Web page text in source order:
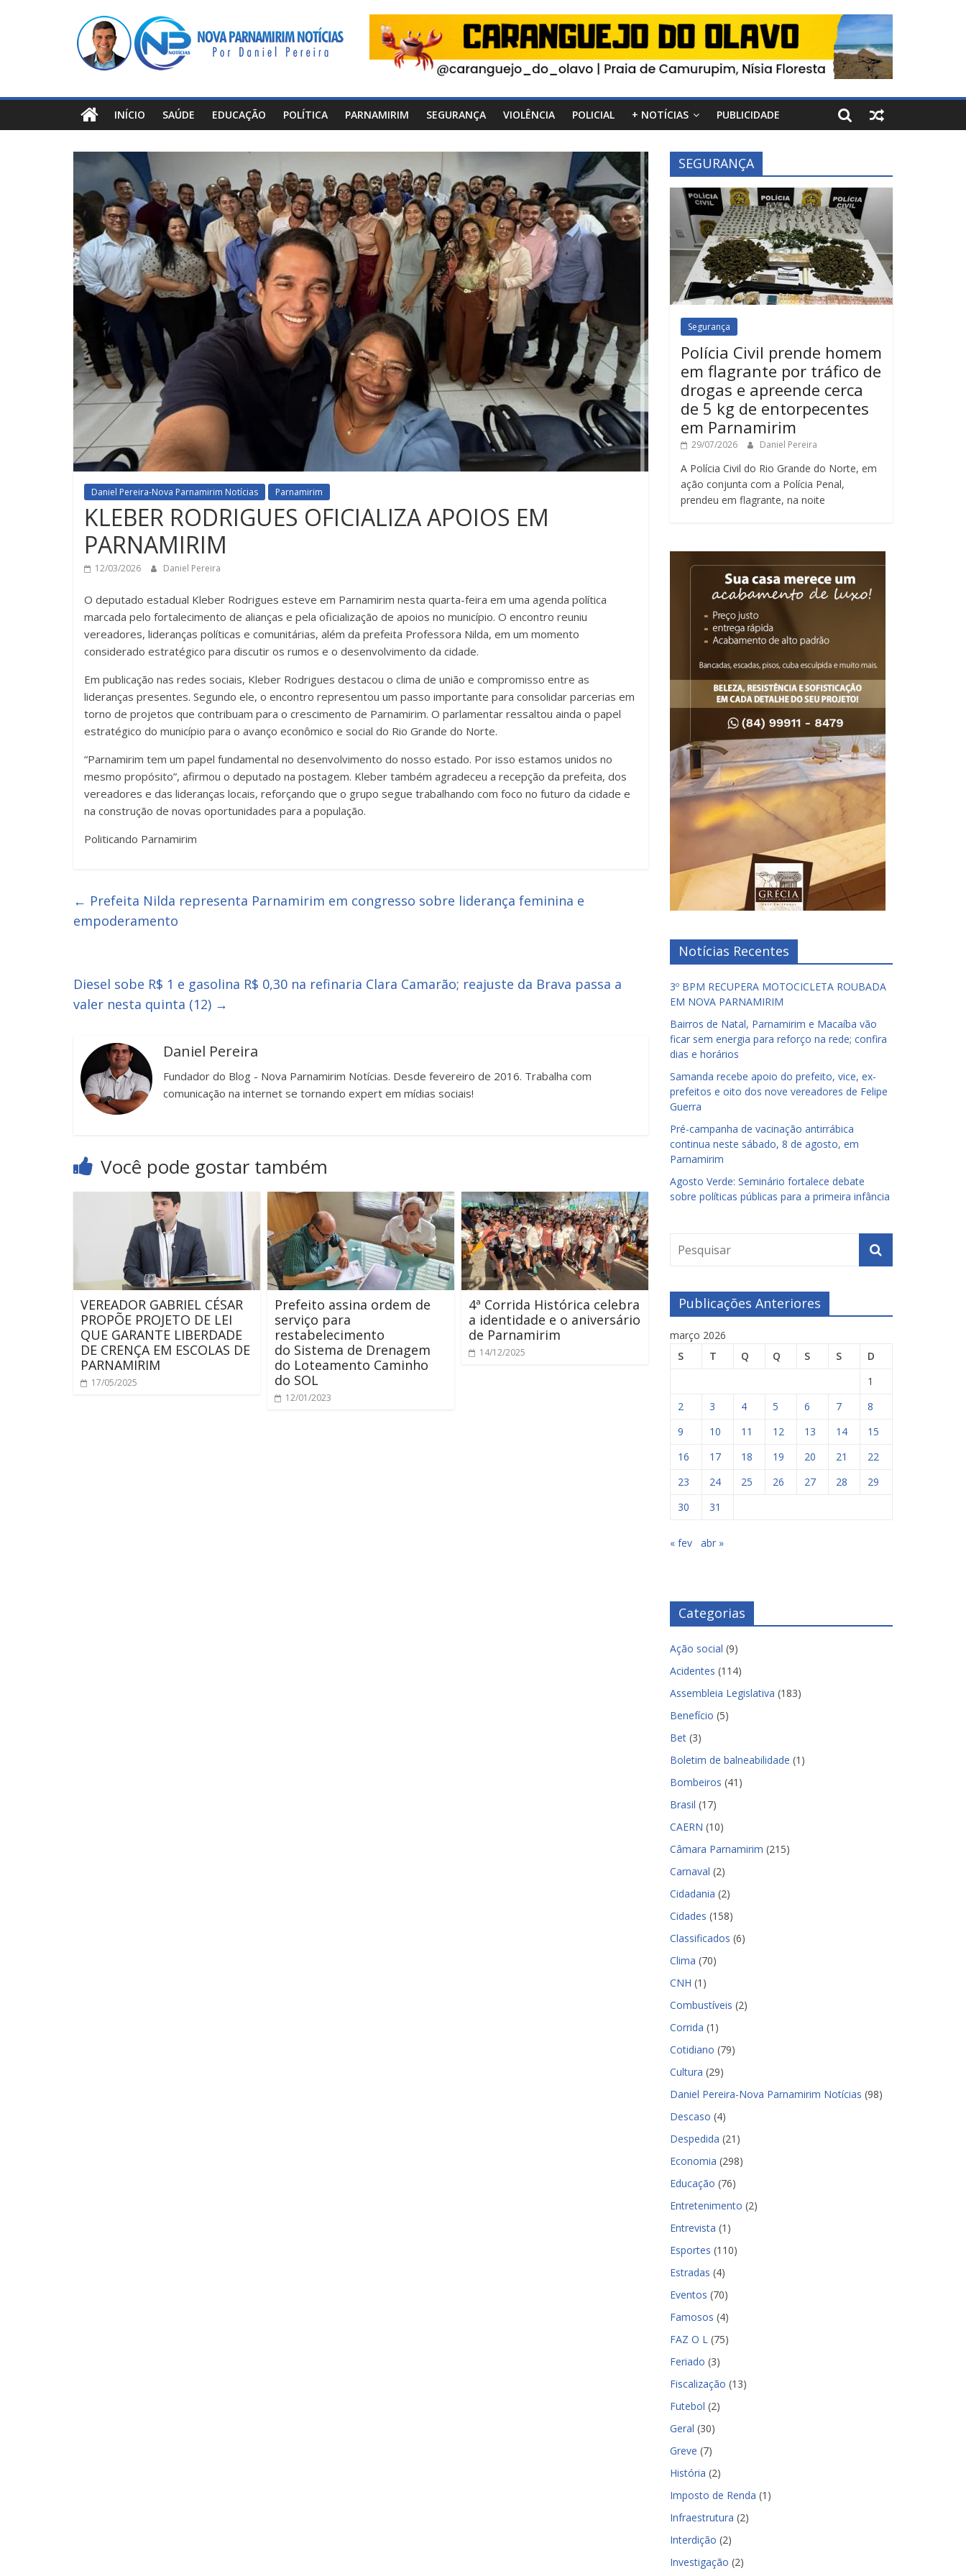
Nova
Parnamirim
Notícias
Daniel
INÍCIO SAÚDE EDUCAÇÃO POLÍTICA PARNAMIRIM SEGURANÇA VIOLÊNCIA POLICIAL + NOTÍCIAS PUBLICIDADE
Daniel Pereira-Nova Parnamirim Notícias Parnamirim
KLEBER RODRIGUES OFICIALIZA APOIOS EM
PARNAMIRIM
12/03/2026 Daniel Pereira
O deputado estadual Kleber Rodrigues esteve em Parnamirim nesta quarta-feira em uma agenda política
marcada pelo fortalecimento de alianças e pela oficialização de apoios no município. O encontro reuniu
vereadores, lideranças políticas e comunitárias, além da prefeita Professora Nilda, em um momento
considerado estratégico para discutir os rumos e o desenvolvimento da cidade.
Em publicação nas redes sociais, Kleber Rodrigues destacou o clima de união e compromisso entre as
lideranças presentes. Segundo ele, o encontro representou um passo importante para consolidar parcerias em
torno de projetos que contribuam para o crescimento de Parnamirim. O parlamentar ressaltou ainda o papel
estratégico do município para o avanço econômico e social do Rio Grande do Norte.
“Parnamirim tem um papel fundamental no desenvolvimento do nosso estado. Por isso estamos unidos no
mesmo propósito”, afirmou o deputado na postagem. Kleber também agradeceu a recepção da prefeita, dos
vereadores e das lideranças locais, reforçando que o grupo segue trabalhando com foco no futuro da cidade e
na construção de novas oportunidades para a população.
Politicando Parnamirim
← Prefeita Nilda representa Parnamirim em congresso sobre liderança feminina e
empoderamento
Diesel sobe R$ 1 e gasolina R$ 0,30 na refinaria Clara Camarão; reajuste da Brava passa a
valer nesta quinta (12) →
Daniel Pereira
Fundador do Blog - Nova Parnamirim Notícias. Desde fevereiro de 2016. Trabalha com
comunicação na internet se tornando expert em mídias sociais!
Você pode gostar também
VEREADOR GABRIEL CÉSAR
PROPÕE PROJETO DE LEI
QUE GARANTE LIBERDADE
DE CRENÇA EM ESCOLAS DE
PARNAMIRIM
17/05/2025
Prefeito assina ordem de
serviço para
restabelecimento
do Sistema de Drenagem
do Loteamento Caminho
do SOL
12/01/2023
4ª Corrida Histórica celebra
a identidade e o aniversário
de Parnamirim
14/12/2025
SEGURANÇA
Segurança
Polícia Civil prende homem
em flagrante por tráfico de
drogas e apreende cerca
de 5 kg de entorpecentes
em Parnamirim
29/07/2026 Daniel Pereira
A Polícia Civil do Rio Grande do Norte, em
ação conjunta com a Polícia Penal,
prendeu em flagrante, na noite
Notícias Recentes
3º BPM RECUPERA MOTOCICLETA ROUBADA
EM NOVA PARNAMIRIM
Bairros de Natal, Parnamirim e Macaíba vão
ficar sem energia para reforço na rede; confira
dias e horários
Samanda recebe apoio do prefeito, vice, ex-
prefeitos e oito dos nove vereadores de Felipe
Guerra
Pré-campanha de vacinação antirrábica
continua neste sábado, 8 de agosto, em
Parnamirim
Agosto Verde: Seminário fortalece debate
sobre políticas públicas para a primeira infância
Publicações Anteriores
março 2026
S
T Q Q S S
D
1
2
3 4 5 6 7
8
9
10 11 12 13 14
15
16
17 18 19 20 21
22
23
24 25 26 27 28
29
30
31
« fev abr »
Categorias
Ação social (9)
Acidentes (114)
Assembleia Legislativa (183)
Benefício (5)
Bet (3)
Boletim de balneabilidade (1)
Bombeiros (41)
Brasil (17)
CAERN (10)
Câmara Parnamirim (215)
Carnaval (2)
Cidadania (2)
Cidades (158)
Classificados (6)
Clima (70)
CNH (1)
Combustíveis (2)
Corrida (1)
Cotidiano (79)
Cultura (29)
Daniel Pereira-Nova Parnamirim Notícias (98)
Descaso (4)
Despedida (21)
Economia (298)
Educação (76)
Entretenimento (2)
Entrevista (1)
Esportes (110)
Estradas (4)
Eventos (70)
Famosos (4)
FAZ O L (75)
Feriado (3)
Fiscalização (13)
Futebol (2)
Geral (30)
Greve (7)
História (2)
Imposto de Renda (1)
Infraestrutura (2)
Interdição (2)
Investigação (2)